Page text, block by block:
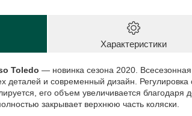
Характеристики
Toledo — новинка сезона 2020.
деталей и современный дизайн.
его объем увеличивается
закрывает верхнюю часть коляски.